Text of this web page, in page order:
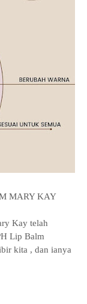
MARY KAY
Kay telah
Lip Balm
kita , dan ianya